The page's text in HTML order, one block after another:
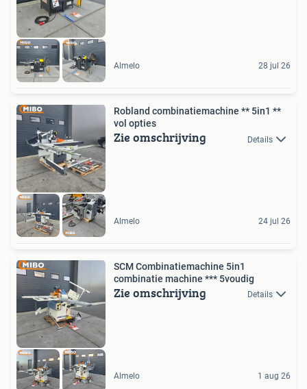
Almelo 28 jul 26
Robland combinatiemachine ** 5in1 **
vol opties
Zie omschrijving Details
Almelo 24 jul 26
SCM Combinatiemachine 5in1
combinatie machine *** 5voudig
Zie omschrijving Details
Almelo 1 aug 26